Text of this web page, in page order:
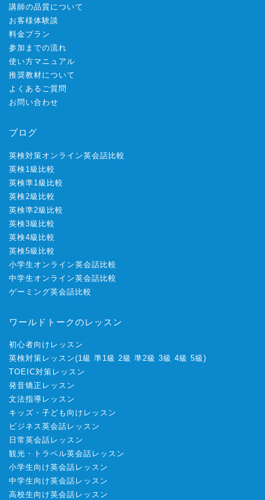
講師の品質について
お客様体験談
料金プラン
参加までの流れ
使い方マニュアル
推奨教材について
よくあるご質問
お問い合わせ
ブログ
英検対策オンライン英会話比較
英検1級比較
英検準1級比較
英検2級比較
英検準2級比較
英検3級比較
英検4級比較
英検5級比較
小学生オンライン英会話比較
中学生オンライン英会話比較
ゲーミング英会話比較
ワールドトークのレッスン
初心者向けレッスン
英検対策レッスン(1級 準1級 2級 準2級 3級 4級 5級 )
TOEIC対策レッスン
発音矯正レッスン
文法指導レッスン
キッズ・子ども向けレッスン
ビジネス英会話レッスン
日常英会話レッスン
観光・トラベル英会話レッスン
小学生向け英会話レッスン
中学生向け英会話レッスン
高校生向け英会話レッスン